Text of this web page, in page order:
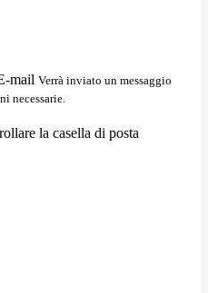
mail Verrà inviato un messaggio
necessarie.
la casella di posta